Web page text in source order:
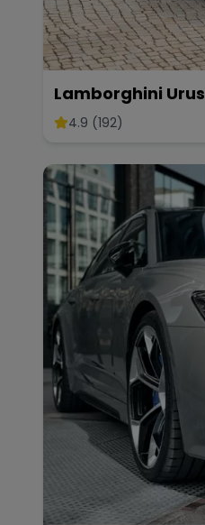
Lamborghini Urus
4.9 (192)